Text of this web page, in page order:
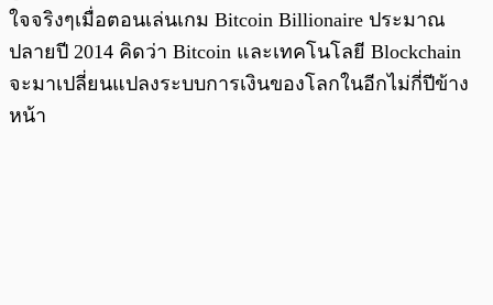
ใจจริงๆเมื่อตอนเล่นเกม Bitcoin Billionaire ประมาณ
ปลายปี 2014 คิดว่า Bitcoin และเทคโนโลยี Blockchain
จะมาเปลี่ยนแปลงระบบการเงินของโลกในอีกไม่กี่ปีข้าง
หน้า